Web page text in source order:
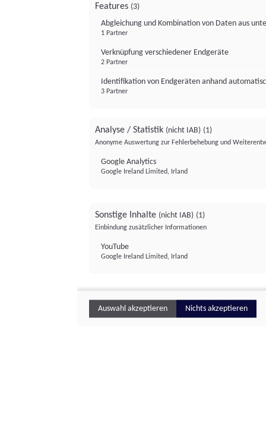
Features (3)
Abgleichung und Kombination von Daten aus
1 Partner
Verknüpfung verschiedener Endgeräte
2 Partner
Identifikation von Endgeräten anhand
3 Partner
Analyse / Statistik (nicht IAB) (1)
Anonyme Auswertung zur Fehlerbehebung und
Google Analytics
Google Ireland Limited, Irland
Sonstige Inhalte (nicht IAB) (1)
Einbindung zusätzlicher Informationen
YouTube
Google Ireland Limited, Irland
Auswahl akzeptieren Nichts akzeptieren